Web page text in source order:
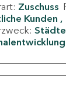
Zuschuss
Kunden